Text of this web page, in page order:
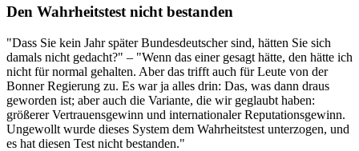
Den Wahrheitstest nicht bestanden
"Dass Sie kein Jahr später Bundesdeutscher sind, hätten Sie sich
damals nicht gedacht?" – "Wenn das einer gesagt hätte, den hätte ich
nicht für normal gehalten. Aber das trifft auch für Leute von der
Bonner Regierung zu. Es war ja alles drin: Das, was dann draus
geworden ist; aber auch die Variante, die wir geglaubt haben:
größerer Vertrauensgewinn und internationaler Reputationsgewinn.
Ungewollt wurde dieses System dem Wahrheitstest unterzogen, und
es hat diesen Test nicht bestanden."